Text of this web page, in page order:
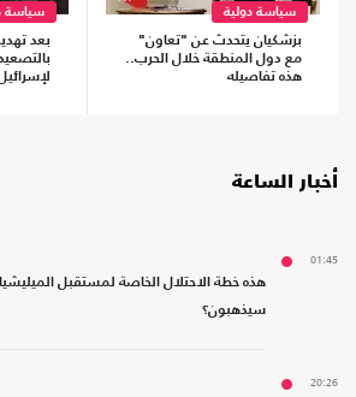
سياسة دولية
بزشكيان يتحدث عن "تعاون"
مع دول المنطقة خلال الحرب..
هذه تفاصيله
سياسة
بعد
أخبار الساعة
01:45
هذه خطة الاحتلال الخاصة لمستقبل
سيذهبون؟
20:26